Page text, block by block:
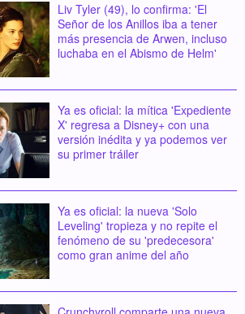
Liv Tyler (49), lo confirma: 'El
Señor de los Anillos iba a tener
más presencia de Arwen, incluso
luchaba en el Abismo de Helm'
Ya es oficial: la mítica 'Expediente
X' regresa a Disney+ con una
versión inédita y ya podemos ver
su primer tráiler
Ya es oficial: la nueva 'Solo
Leveling' tropieza y no repite el
fenómeno de su 'predecesora'
como gran anime del año